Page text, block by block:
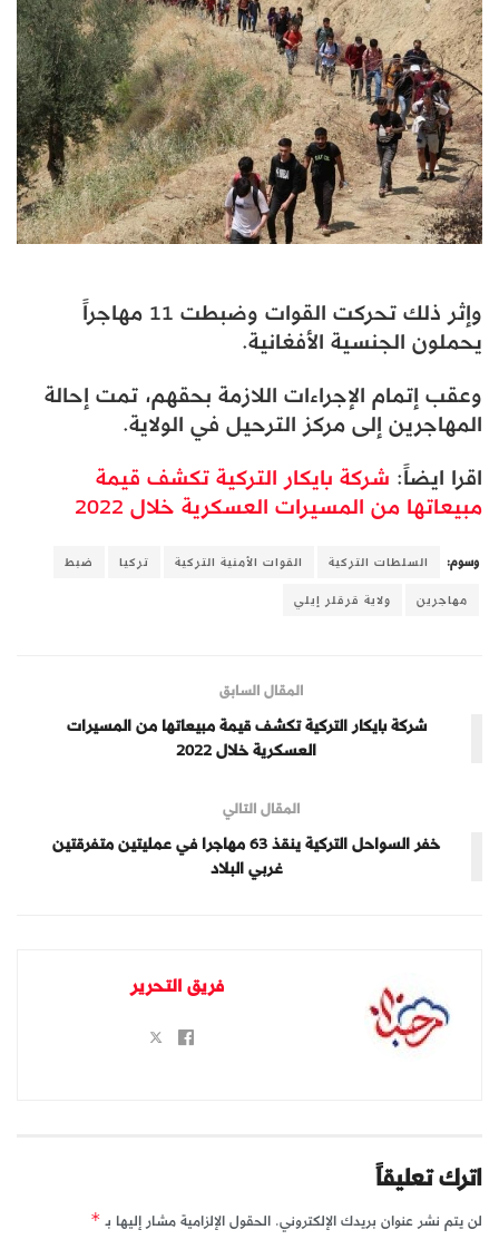
وإثر ذلك تحركت القوات وضبطت 11 مهاجراً
يحملون الجنسية الأفغانية.​​​​​​​
وعقب إتمام الإجراءات اللازمة بحقهم، تمت إحالة
المهاجرين إلى مركز الترحيل في الولاية.
اقرا ايضاً: شركة بايكار التركية تكشف قيمة
مبيعاتها من المسيرات العسكرية خلال 2022
وسوم: السلطات التركية القوات الأمنية التركية تركيا
ضبط
مهاجرين
ولاية قرقلر إيلي
المقال السابق
شركة بايكار التركية تكشف قيمة مبيعاتها من المسيرات
العسكرية خلال 2022
المقال التالي
خفر السواحل التركية ينقذ 63 مهاجرا في عمليتين متفرقتين
غربي البلاد
فريق التحرير
اترك تعليقاً
لن يتم نشر عنوان بريدك الإلكتروني. الحقول الإلزامية مشار إليها بـ*